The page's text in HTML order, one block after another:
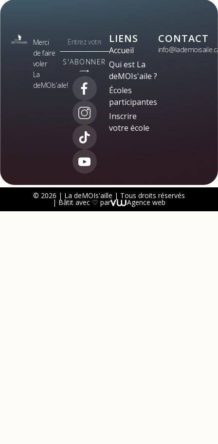
Merci
de faire
voler
La
deMOIs’aile!
S'ABONNER
⟶
LIENS
Accueil
Qui est La
deMOIs'aile ?
Écoles
participantes
Inscrire
votre école
CONTACT
© 2026 | La deMOIs'aille | Tous droits réservés
| Bâtit avec ♡ par Agence web